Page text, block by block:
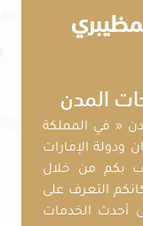
المدن
« في المملكة
ودولة الإمارات
بكم من خلال
التعرف على
أحدث الخدمات